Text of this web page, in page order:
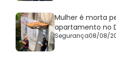
Mulher é morta
apartamento no
Segurança08/08/